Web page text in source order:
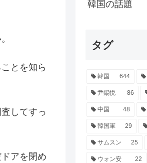
とを知ら
してすっ
アを閉め
韓国の話題
タグ
韓国 644
尹錫悦 86
中国 48
韓国軍 29
サムスン 25
ウォン安 22